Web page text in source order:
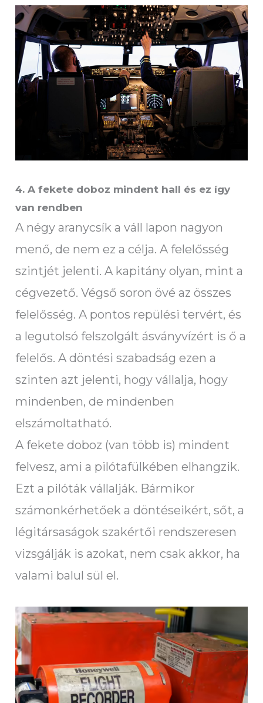
4. A fekete doboz mindent hall és ez így
van rendben
A négy aranycsík a váll lapon nagyon
menő, de nem ez a célja. A felelősség
szintjét jelenti. A kapitány olyan, mint a
cégvezető. Végső soron övé az összes
felelősség. A pontos repülési tervért, és
a legutolsó felszolgált ásványvízért is ő a
felelős. A döntési szabadság ezen a
szinten azt jelenti, hogy vállalja, hogy
mindenben, de mindenben
elszámoltatható.
A fekete doboz (van több is) mindent
felvesz, ami a pilótafülkében elhangzik.
Ezt a pilóták vállalják. Bármikor
számonkérhetőek a döntéseikért, sőt, a
légitársaságok szakértői rendszeresen
vizsgálják is azokat, nem csak akkor, ha
valami balul sül el.